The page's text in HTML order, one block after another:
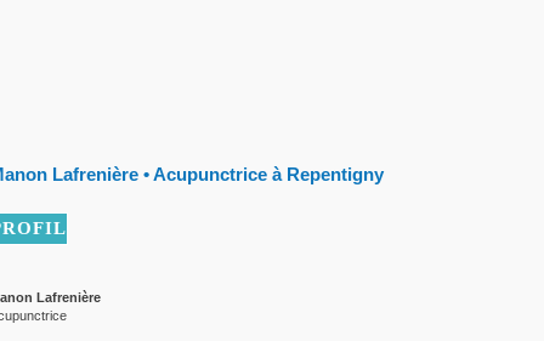
Lafrenière • Acupunctrice à Repentigny
Lafrenière